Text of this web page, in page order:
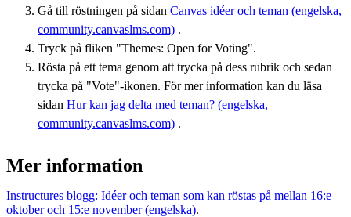
Gå till röstningen på sidan Canvas idéer och teman (engelska,
community.canvaslms.com) ​​​​​​​.
Tryck på fliken "Themes: Open for Voting".
Rösta på ett tema genom att trycka på dess rubrik och sedan
trycka på "Vote"-ikonen. För mer information kan du läsa
sidan Hur kan jag delta med teman? (engelska,
community.canvaslms.com) ​​​​​​​.
Mer information
Instructures blogg: Idéer och teman som kan röstas på mellan 16:e
oktober och 15:e november (engelska).